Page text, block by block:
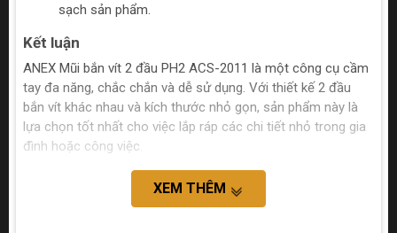
sạch sản phẩm.
Kết luận
ANEX Mũi bắn vít 2 đầu PH2 ACS-2011 là một công cụ cầm
tay đa năng, chắc chắn và dễ sử dụng. Với thiết kế 2 đầu
bắn vít khác nhau và kích thước nhỏ gọn, sản phẩm này là
lựa chọn tốt nhất cho việc lắp ráp các chi tiết nhỏ trong gia
đình hoặc công việc.
XEM THÊM